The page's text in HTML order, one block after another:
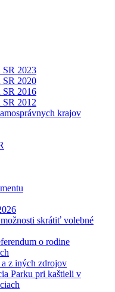
2023
2020
2016
2012
krajov
skrátiť volebné
o rodine
z iných zdrojov
Parku pri kaštieli v